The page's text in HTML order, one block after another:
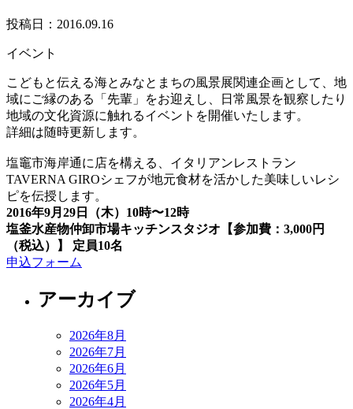
投稿日：2016.09.16
イベント
こどもと伝える海とみなとまちの風景展関連企画として、地
域にご縁のある「先輩」をお迎えし、日常風景を観察したり
地域の文化資源に触れるイベントを開催いたします。
詳細は随時更新します。
塩竈市海岸通に店を構える、イタリアンレストラン
TAVERNA GIROシェフが地元食材を活かした美味しいレシ
ピを伝授します。
2016年9月29日（木）10時〜12時
塩釜水産物仲卸市場キッチンスタジオ【参加費：3,000円
（税込）】 定員10名
申込フォーム
アーカイブ
2026年8月
2026年7月
2026年6月
2026年5月
2026年4月